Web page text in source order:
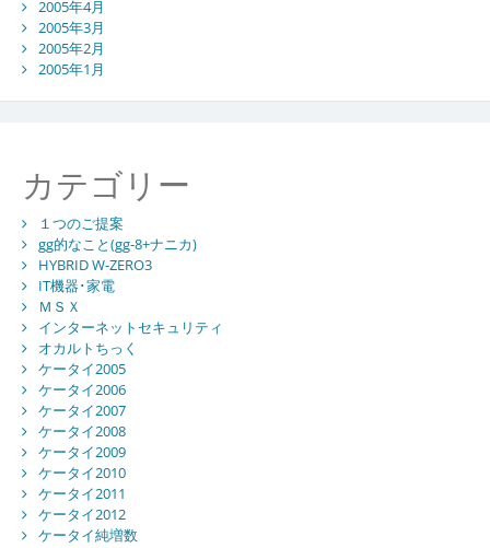
2005年4月
2005年3月
2005年2月
2005年1月
カテゴリー
１つのご提案
gg的なこと(gg-8+ナニカ)
HYBRID W-ZERO3
IT機器･家電
ＭＳＸ
インターネットセキュリティ
オカルトちっく
ケータイ2005
ケータイ2006
ケータイ2007
ケータイ2008
ケータイ2009
ケータイ2010
ケータイ2011
ケータイ2012
ケータイ純増数